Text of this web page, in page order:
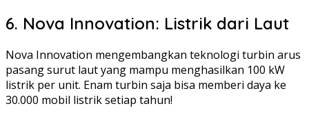
6. Nova Innovation: Listrik dari Laut
Nova Innovation mengembangkan teknologi turbin arus
pasang surut laut yang mampu menghasilkan 100 kW
listrik per unit. Enam turbin saja bisa memberi daya ke
30.000 mobil listrik setiap tahun!